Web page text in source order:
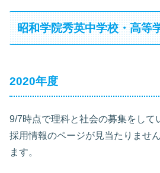
昭和学院秀英中学校・高等
2020年度
9/7時点で理科と社会の募集をして
採用情報のページが見当たりませ
ます。